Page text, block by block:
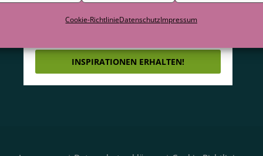
Cookie-RichtlinieDatenschutzImpressum